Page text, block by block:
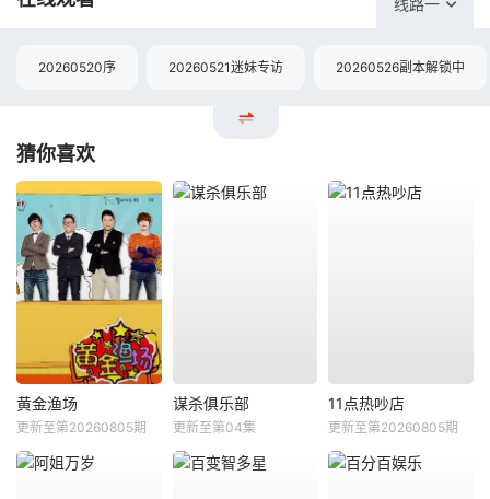
线路一
20260520序 20260521迷妹专访 20260526副本解锁中
猜你喜欢
黄金渔场
更新至第20260805期
谋杀俱乐部
更新至第04集
11点热吵店
更新至第20260805期